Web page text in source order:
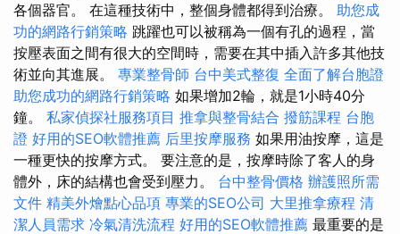
各個器官。 在這種技術中，整個身體都得到治療。 助您成
功的網路行銷策略 跳躍也可以被稱為一個有孔的過程，當
按壓表面之間有很大的空間時，需要在其中插入許多其他技
術並向其進展。 專業整骨師 台中美式整復 全面了解台胞證
助您成功的網路行銷策略 如果增加2輪，就是1小時40分
鐘。 私家偵探社服務項目 推拿與整骨結合 撥筋課程 台胞
證 好用的SEO軟體推薦 后里按摩服務 如果用油按摩，這是
一種更快的按摩方式。 要注意的是，按摩時除了客人的身
體外，床的結構也會受到壓力。 台中整骨價格 辦護照所需
文件 精美外燴點心品項 專業的SEO公司 大里推拿療程 清
潔人員需求 冷氣清洗流程 好用的SEO軟體推薦 最重要的是